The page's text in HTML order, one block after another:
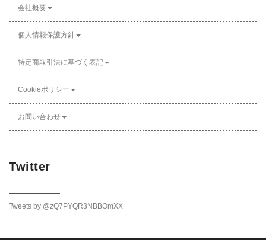
会社概要
個人情報保護方針
特定商取引法に基づく表記
Cookieポリシー
お問い合わせ
Twitter
Tweets by @zQ7PYQR3NBBOmXX